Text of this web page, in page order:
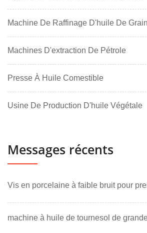
Machine De Raffinage D'huile De
Machines D'extraction De Pétrole
Presse À Huile Comestible
Usine De Production D'huile Végétale
Messages récents
Vis en porcelaine à faible bruit pour
machine à huile de tournesol de